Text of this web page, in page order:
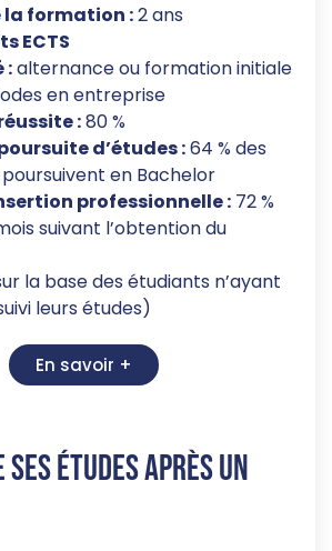
la formation :2 ans
ECTS
:alternance ou formation initiale
en entreprise
:80 %
d’études :64 % des
en Bachelor
professionnelle : 72 %
suivant l’obtention du
la base des étudiants n’ayant
leurs études)
En savoir +
études après un